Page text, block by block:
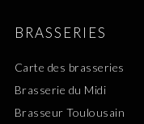
BRASSERIES
Carte des brasseries
Brasserie du Midi
Brasseur Toulousain